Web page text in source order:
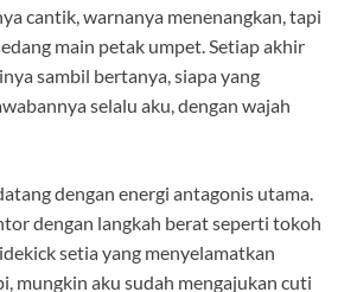
cantik, warnanya menenangkan, tapi
main petak umpet. Setiap akhir
sambil bertanya, siapa yang
selalu aku, dengan wajah
dengan energi antagonis utama.
dengan langkah berat seperti tokoh
setia yang menyelamatkan
mungkin aku sudah mengajukan cuti